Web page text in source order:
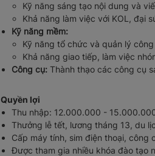
Kỹ năng sáng tạo nội dung và
Khả năng làm việc với KOL, đại
Kỹ năng mềm:
Kỹ năng tổ chức và quản lý
Khả năng giao tiếp, làm việc
Công cụ: Thành thạo các công cụ
Quyền lợi
Thu nhập: 12.000.000 -
Thưởng lễ tết, lương tháng 13, du
Cấp máy tính, sim điện thoại,
Được tham gia nhiều khóa đào tạo